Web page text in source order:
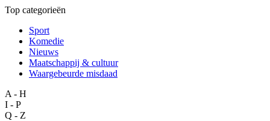
Top categorieën
Sport
Komedie
Nieuws
Maatschappij & cultuur
Waargebeurde misdaad
A - H
I - P
Q - Z